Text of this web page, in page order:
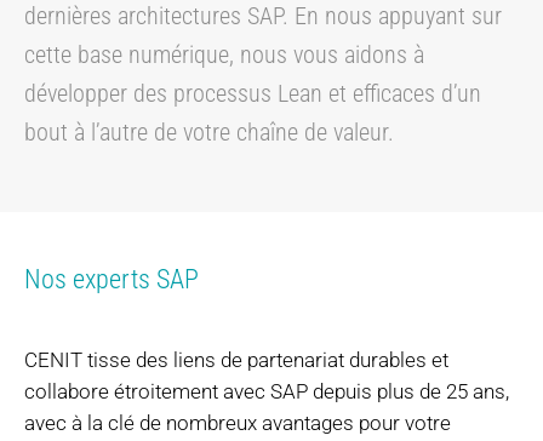
dernières architectures SAP. En nous appuyant sur
cette base numérique, nous vous aidons à
développer des processus Lean et efficaces d’un
bout à l’autre de votre chaîne de valeur.
Nos experts SAP
CENIT tisse des liens de partenariat durables et
collabore étroitement avec SAP depuis plus de 25 ans,
avec à la clé de nombreux avantages pour votre